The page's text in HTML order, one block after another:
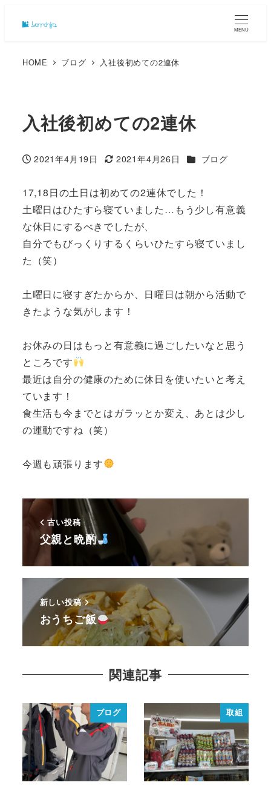
MENU
HOME ブログ 入社後初めての2連休
入社後初めての2連休
投稿日
2021年4月19日
更新日
2021年4月26日 カテゴリー
ブログ
17,18日の土日は初めての2連休でした！
土曜日はひたすら寝ていました…もう少し有意義
な休日にするべきでしたが、
自分でもびっくりするくらいひたすら寝ていまし
た（笑）
土曜日に寝すぎたからか、日曜日は朝から活動で
きたような気がします！
お休みの日はもっと有意義に過ごしたいなと思う
ところです
最近は自分の健康のために休日を使いたいと考え
ています！
食生活も今までとはガラッとか変え、あとは少し
の運動ですね（笑）
今週も頑張ります
古い投稿
父親と晩酌
新しい投稿
おうちご飯
関連記事
ブログ 取組